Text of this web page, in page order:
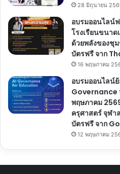
28 มิถุนายน
อบรมออนไลน์
โรงเรียนขนา
ด้วยพลังของชุ
บัตรฟรี จาก
16 พฤษภาคม
อบรมออนไลน์
Governance
พฤษภาคม
ครุศาสตร์ จุฬา
บัตรฟรี จาก
12 พฤษภาคม